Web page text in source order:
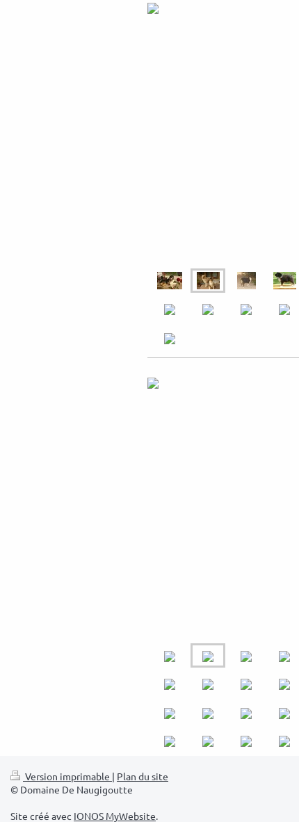
Version imprimable | Plan du site
© Domaine De Naugigoutte
Site créé avec IONOS MyWebsite.